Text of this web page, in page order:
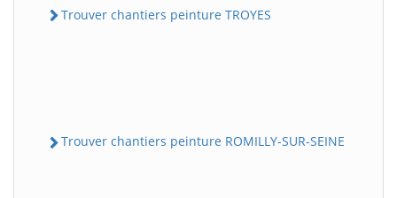
Trouver chantiers peinture TROYES
Trouver chantiers peinture ROMILLY-SUR-SEINE